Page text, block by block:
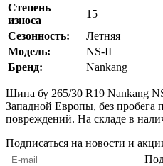
Степень
износа
15
Сезонность:
Летняя
Модель:
NS-II
Бренд:
Nankang
Шина бу 265/30 R19 Nankang
Западной Европы, без пробега
повреждений. На складе в
Подписаться на новости и